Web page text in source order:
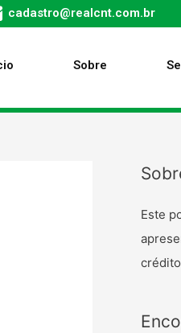
cadastro@realcnt.com.br
Sobre
Este